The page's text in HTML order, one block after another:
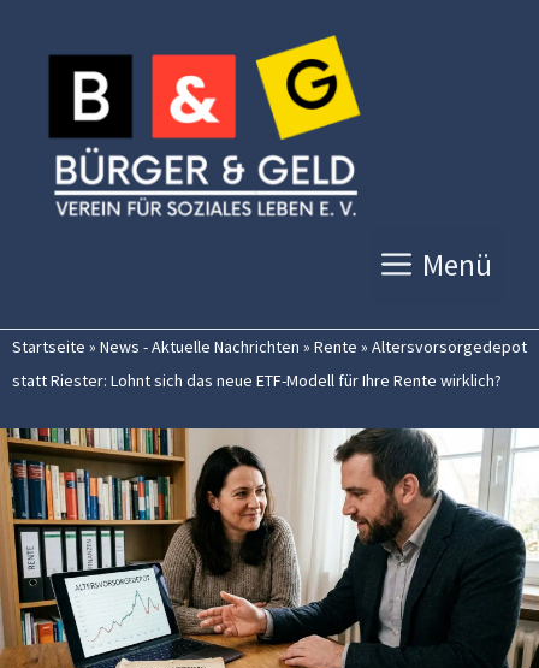
Inhalt
springen
Menü
Startseite » News - Aktuelle Nachrichten » Rente » Altersvorsorgedepot
statt Riester: Lohnt sich das neue ETF-Modell für Ihre Rente wirklich?